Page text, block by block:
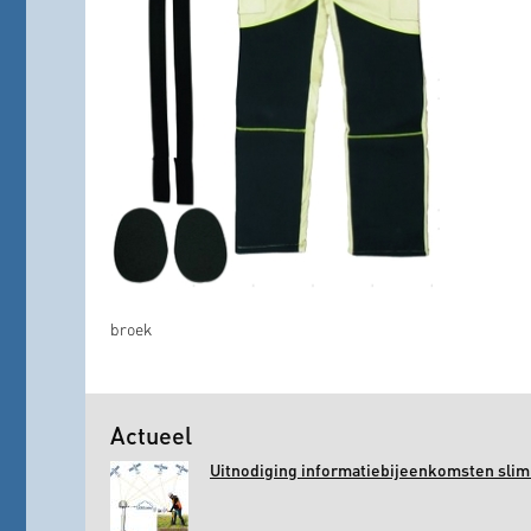
broek
Actueel
Uitnodiging informatiebijeenkomsten